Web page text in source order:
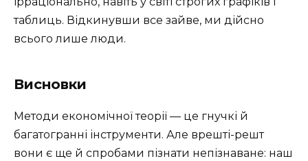
таблиць. Відкинувши все зайве, ми дійсно
всього лише люди.
Висновки
Методи економічної теорії — це гнучкі й
багатогранні інструменти. Але врешті-решт
вони є ще й спробами пізнати непізнаване: наш